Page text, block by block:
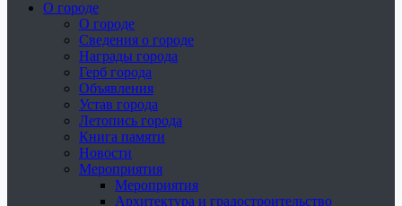
О городе
О городе
Сведения о городе
Награды города
Герб города
Объявления
Устав города
Летопись города
Книга памяти
Новости
Мероприятия
Мероприятия
Архитектура и градостроительство